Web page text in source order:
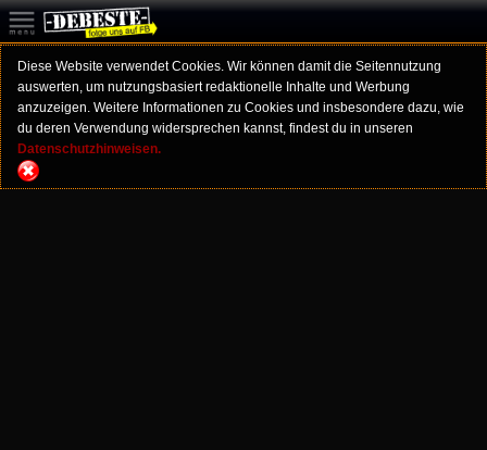
Diese Website verwendet Cookies. Wir können damit die Seitennutzung
auswerten, um nutzungsbasiert redaktionelle Inhalte und Werbung
anzuzeigen. Weitere Informationen zu Cookies und insbesondere dazu, wie
du deren Verwendung widersprechen kannst, findest du in unseren
Datenschutzhinweisen.